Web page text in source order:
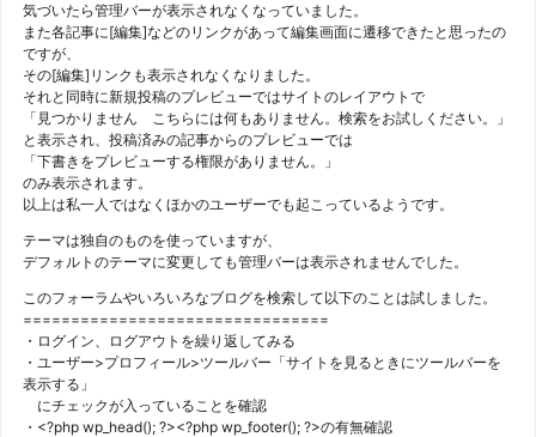
気づいたら管理バーが表示されなくなっていました。
また各記事に[編集]などのリンクがあって編集画面に遷移できたと思ったの
ですが、
その[編集]リンクも表示されなくなりました。
それと同時に新規投稿のプレビューではサイトのレイアウトで
「見つかりません こちらには何もありません。検索をお試しください。」
と表示され、投稿済みの記事からのプレビューでは
「下書きをプレビューする権限がありません。」
のみ表示されます。
以上は私一人ではなくほかのユーザーでも起こっているようです。
テーマは独自のものを使っていますが、
デフォルトのテーマに変更しても管理バーは表示されませんでした。
このフォーラムやいろいろなブログを検索して以下のことは試しました。
================================
・ログイン、ログアウトを繰り返してみる
・ユーザー>プロフィール>ツールバー「サイトを見るときにツールバーを
表示する」
にチェックが入っていることを確認
・<?php wp_head(); ?><?php wp_footer(); ?>の有無確認